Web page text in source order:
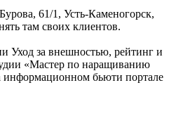
61/1, Усть-Каменогорск,
там своих клиентов.
Уход за внешностью, рейтинг и
«Мастер по наращиванию
бьюти портале